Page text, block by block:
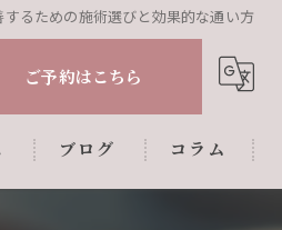
るための施術選びと効果的な通い方
ご予約はこちら
ブログ コラム